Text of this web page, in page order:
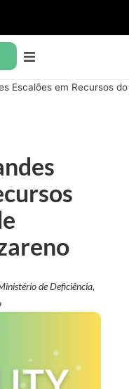
Escalões em Recursos do
de Deficiência,